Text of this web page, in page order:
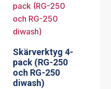
Skärverktyg 4-
pack (RG-250
och RG-250
diwash)